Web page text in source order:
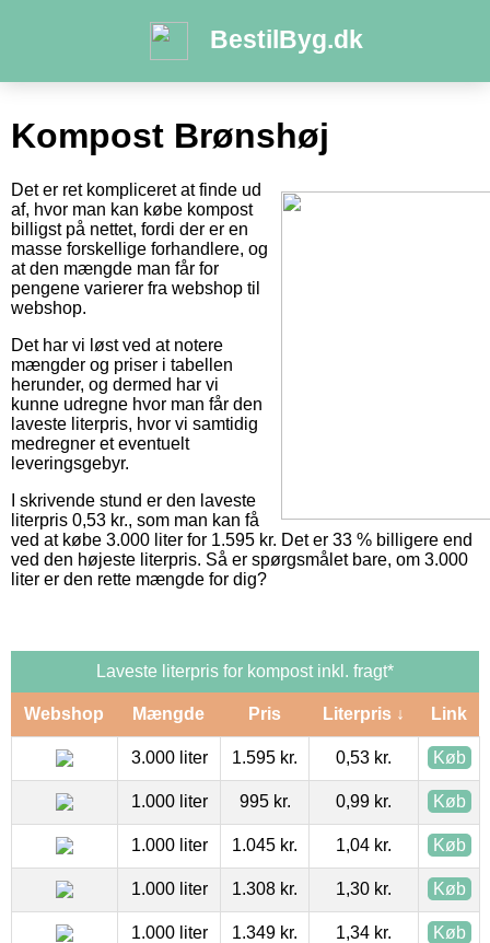
BestilByg.dk
Kompost Brønshøj
Det er ret kompliceret at finde ud
af, hvor man kan købe kompost
billigst på nettet, fordi der er en
masse forskellige forhandlere, og
at den mængde man får for
pengene varierer fra webshop til
webshop.
Det har vi løst ved at notere
mængder og priser i tabellen
herunder, og dermed har vi
kunne udregne hvor man får den
laveste literpris, hvor vi samtidig
medregner et eventuelt
leveringsgebyr.
I skrivende stund er den laveste
literpris 0,53 kr., som man kan få
ved at købe 3.000 liter for 1.595 kr. Det er 33 % billigere end
ved den højeste literpris. Så er spørgsmålet bare, om 3.000
liter er den rette mængde for dig?
Laveste literpris for kompost inkl. fragt*
Webshop Mængde Pris Literpris ↓ Link
3.000 liter 1.595 kr. 0,53 kr. Køb
1.000 liter 995 kr. 0,99 kr. Køb
1.000 liter 1.045 kr. 1,04 kr. Køb
1.000 liter 1.308 kr. 1,30 kr. Køb
1.000 liter 1.349 kr. 1,34 kr. Køb